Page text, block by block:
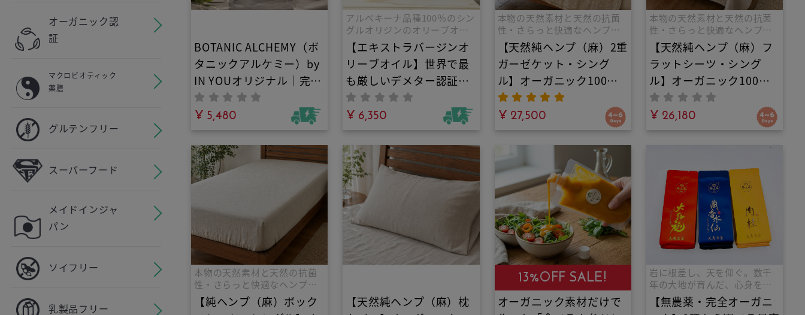
オーガニック認
証
マクロビオティック
薬膳
グルテンフリー
スーパーフード
メイドインジャ
パン
ソイフリー
乳製品フリー
BOTANIC ALCHEMY（ボ
タニックアルケミー）by
IN YOUオリジナル｜完全
無添加オーガニック洗濯
洗剤｜原因不明の肌荒れ
に悩む方に。合成界面活
性剤不使用のランドリー
パウダー｜経皮毒対策や
子どもでも安心。オーガ
ニックソープナッツ配合
で柔軟剤不要！天然精油
が香る究極の粉末洗剤
¥ 5,480
アルベキーナ品種100％のシン
グルオリジンのオリーブオイ
ル、フランシスコ・ゴメス・
ゴールドは、スペインのフラ
ンシスコ・ゴメス社がバイオ
ダイナミック農法※で製造し
たエクストラバージンオリー
ブオイルです。
【エキストラバージンオ
リーブオイル】世界で最
も厳しいデメター認証取
得・100%オーガニック
｜アルベキーナ100%の
シングルオリジン。世界
最高峰のバイオダイナミ
ック農法が育むフルーテ
ィーな香りと生きた栄養
で、いつもの料理が高級
レストランの味わいに変
わる！
¥ 6,350
本物の天然素材と天然の抗菌
性・さらっと快適なヘンプ麻
の寝具
【天然純ヘンプ（麻）2重
ガーゼケット・シング
ル】オーガニック100%
素材の安眠寝具｜重くて
暑苦しいタオルケットは
もう卒業！驚きの軽さと
柔らかさ。天然発酵糸が
作る空気の層で、エアコ
ンの冷えから体を守り、
圧倒的な吸湿発散性で寝
汗の蒸れを瞬時に逃がす
極上の肌掛け
¥ 27,500
本物の天然素材と天然の抗菌
性・さらっと快適なヘンプ麻
の寝具
【天然純ヘンプ（麻）フ
ラットシーツ・シング
ル】オーガニック100%
素材の安眠寝具｜敷いて
も掛けても極上の涼感。
天然発酵糸の圧倒的な吸
湿発散性と抗菌力で夏の
寝苦しさやエアコンの冷
え・睡眠中の寝汗を一枚
で完璧にコントロール！
最高級の安眠時間をあな
たに。
¥ 26,180
本物の天然素材と天然の抗菌
性・さらっと快適なヘンプ麻
の寝具
【純ヘンプ（麻）ボック
【天然純ヘンプ（麻）枕
13%OFF SALE!
オーガニック素材だけで
岩に根差し、天を仰ぐ。数千
年の大地が育んだ、心身を整
える一滴。
【無農薬・完全オーガニ